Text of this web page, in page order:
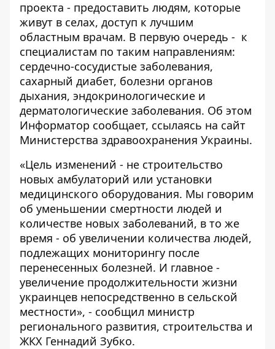
проекта - предоставить людям, которые
живут в селах, доступ к лучшим
областным врачам. В первую очередь - к
специалистам по таким направлениям:
сердечно-сосудистые заболевания,
сахарный диабет, болезни органов
дыхания, эндокринологические и
дерматологические заболевания. Об этом
Информатор сообщает, ссылаясь на сайт
Министерства здравоохранения Украины.
«Цель изменений - не строительство
новых амбулаторий или установки
медицинского оборудования. Мы говорим
об уменьшении смертности людей и
количестве новых заболеваний, в то же
время - об увеличении количества людей,
подлежащих мониторингу после
перенесенных болезней. И главное -
увеличение продолжительности жизни
украинцев непосредственно в сельской
местности», - сообщил министр
регионального развития, строительства и
ЖКХ Геннадий Зубко.